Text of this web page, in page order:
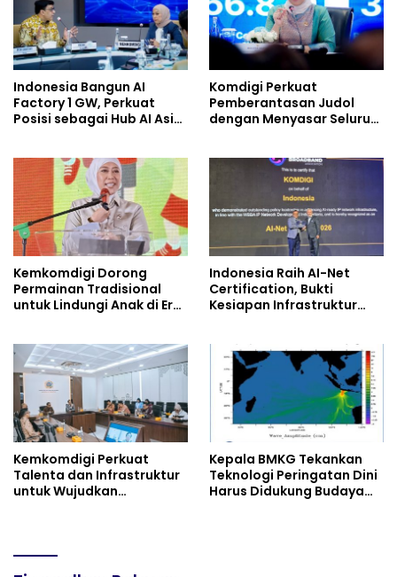
Indonesia Bangun AI
Factory 1 GW, Perkuat
Posisi sebagai Hub AI Asia
Komdigi Perkuat
Pemberantasan Judol
dengan Menyasar Seluruh
Kemkomdigi Dorong
Permainan Tradisional
untuk Lindungi Anak di Era
Indonesia Raih AI-Net
Certification, Bukti
Kesiapan Infrastruktur
Kemkomdigi Perkuat
Talenta dan Infrastruktur
untuk Wujudkan
Kepala BMKG Tekankan
Teknologi Peringatan Dini
Harus Didukung Budaya